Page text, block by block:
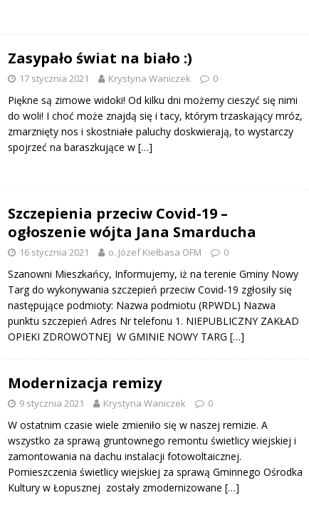
Zasypało świat na biało :)
17 stycznia 2021 Krystyna Waniczek 0
Piękne są zimowe widoki! Od kilku dni możemy cieszyć się nimi
do woli! I choć może znajdą się i tacy, którym trzaskający mróz,
zmarznięty nos i skostniałe paluchy doskwierają, to wystarczy
spojrzeć na baraszkujące w […]
Szczepienia przeciw Covid-19 –
ogłoszenie wójta Jana Smarducha
16 stycznia 2021 o. Józef Kiełbasa OFM 0
Szanowni Mieszkańcy, Informujemy, iż na terenie Gminy Nowy
Targ do wykonywania szczepień przeciw Covid-19 zgłosiły się
następujące podmioty: Nazwa podmiotu (RPWDL) Nazwa
punktu szczepień Adres Nr telefonu 1. NIEPUBLICZNY ZAKŁAD
OPIEKI ZDROWOTNEJ W GMINIE NOWY TARG […]
Modernizacja remizy
9 stycznia 2021 Krystyna Waniczek 0
W ostatnim czasie wiele zmieniło się w naszej remizie. A
wszystko za sprawą gruntownego remontu świetlicy wiejskiej i
zamontowania na dachu instalacji fotowoltaicznej.
Pomieszczenia świetlicy wiejskiej za sprawą Gminnego Ośrodka
Kultury w Łopusznej zostały zmodernizowane […]